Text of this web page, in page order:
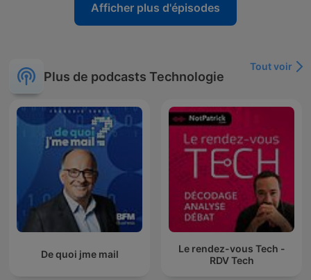
Afficher plus d'épisodes
Plus de podcasts Technologie
Tout voir
De quoi jme mail
Le rendez-vous Tech -
RDV Tech